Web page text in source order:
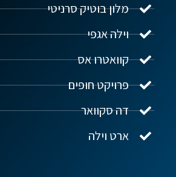
מלון בוטיק סרניטי
וילה אגפי
קוואטרו אס
פרויקט חופים
דה סקוואר
ארט וילה
נדל"ן ביוון G.R.E
שלום! איך אפשר לעזור?